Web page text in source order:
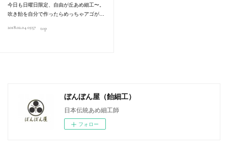
今日も日曜日限定、自由が丘あめ細工〜。
吹き飴を自分で作ったらめっちゃアゴが…
2018.02.04 03:57 top
ぼんぼん屋（飴細工）
日本伝統あめ細工師
フォロー